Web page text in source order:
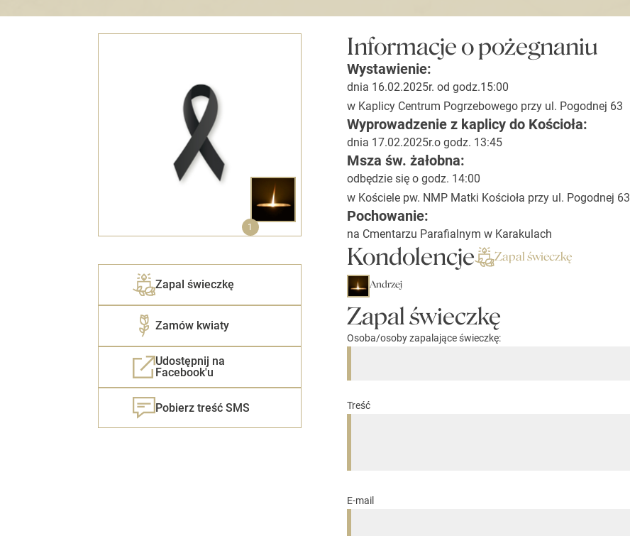
1
Zapal świeczkę
Zamów kwiaty
Udostępnij na
Facebook'u
Pobierz treść SMS
Informacje o pożegnaniu
Wystawienie:
dnia 16.02.2025r. od godz.15:00
w Kaplicy Centrum Pogrzebowego przy ul. Pogodnej 63
Wyprowadzenie z kaplicy do Kościoła:
dnia 17.02.2025r.o godz. 13:45
Msza św. żałobna:
odbędzie się o godz. 14:00
w Kościele pw. NMP Matki Kościoła przy ul. Pogodnej 63
Pochowanie:
na Cmentarzu Parafialnym w Karakulach
Kondolencje Zapal świeczkę
Andrzej
Zapal świeczkę
Osoba/osoby zapalające świeczkę:
Treść
E-mail